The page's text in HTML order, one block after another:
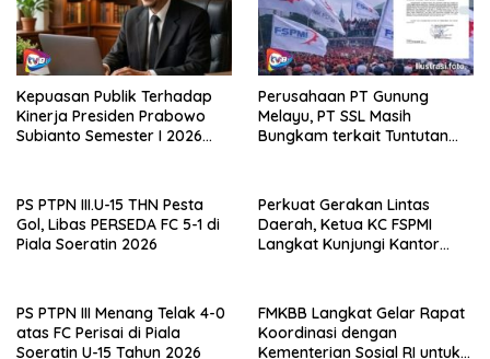
Kepuasan Publik Terhadap
Kinerja Presiden Prabowo
Subianto Semester I 2026
Perusahaan PT Gunung
Melayu, PT SSL Masih
Bungkam terkait Tuntutan
Sudah Dilayangkan
PS PTPN III.U-15 THN Pesta
Gol, Libas PERSEDA FC 5-1 di
Piala Soeratin 2026
Perkuat Gerakan Lintas
Daerah, Ketua KC FSPMI
Langkat Kunjungi Kantor
PS PTPN III Menang Telak 4-0
atas FC Perisai di Piala
Soeratin U-15 Tahun 2026
FMKBB Langkat Gelar Rapat
Koordinasi dengan
Kementerian Sosial RI untuk